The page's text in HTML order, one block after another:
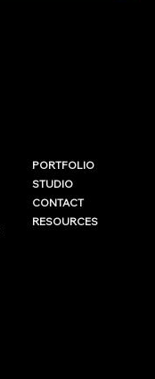
PORTFOLIO
STUDIO
CONTACT
RESOURCES